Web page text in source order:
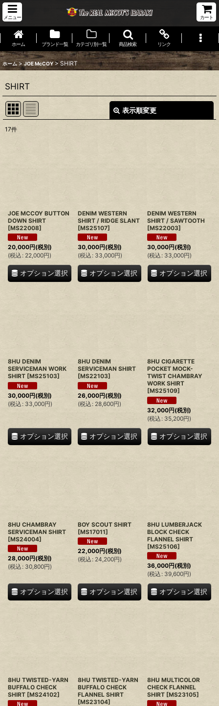
メニュー カート
ホーム ブランド一覧 カテゴリ別一覧 商品検索 リンク
ホーム > JOE McCOY > SHIRT
SHIRT
表示順変更
17件
JOE MCCOY BUTTON
DOWN SHIRT
[MS22008]
20,000円(税別)
(税込 : 22,000円)
オプション選択
DENIM WESTERN
SHIRT / RIDGE SLANT
[MS25107]
30,000円(税別)
(税込 : 33,000円)
オプション選択
DENIM WESTERN
SHIRT / SAWTOOTH
[MS22003]
30,000円(税別)
(税込 : 33,000円)
オプション選択
8HU DENIM
SERVICEMAN WORK
SHIRT [MS25103]
30,000円(税別)
(税込 : 33,000円)
オプション選択
8HU DENIM
SERVICEMAN SHIRT
[MS22103]
26,000円(税別)
(税込 : 28,600円)
オプション選択
8HU CIGARETTE
POCKET MOCK-
TWIST CHAMBRAY
WORK SHIRT
[MS25109]
32,000円(税別)
(税込 : 35,200円)
オプション選択
8HU CHAMBRAY
SERVICEMAN SHIRT
[MS24004]
28,000円(税別)
(税込 : 30,800円)
オプション選択
BOY SCOUT SHIRT
[MS17011]
22,000円(税別)
(税込 : 24,200円)
オプション選択
8HU LUMBERJACK
BLOCK CHECK
FLANNEL SHIRT
[MS25106]
36,000円(税別)
(税込 : 39,600円)
オプション選択
8HU TWISTED-YARN
BUFFALO CHECK
SHIRT [MS24102]
8HU TWISTED-YARN
BUFFALO CHECK
FLANNEL SHIRT
[MS23104]
8HU MULTICOLOR
CHECK FLANNEL
SHIRT [MS23105]